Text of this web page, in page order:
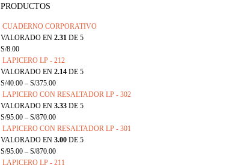
PRODUCTOS
CUADERNO CORPORATIVO
VALORADO EN 2.31 DE 5
S/8.00
LAPICERO LP - 212
VALORADO EN 2.14 DE 5
S/40.00 – S/375.00
LAPICERO CON RESALTADOR LP - 302
VALORADO EN 3.33 DE 5
S/95.00 – S/870.00
LAPICERO CON RESALTADOR LP - 301
VALORADO EN 3.00 DE 5
S/95.00 – S/870.00
LAPICERO LP - 211